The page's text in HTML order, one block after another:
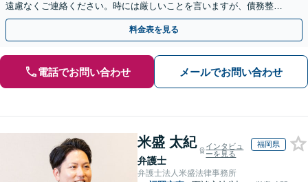
遠慮なくご連絡ください。時には厳しいことを言いますが、債務整理
には相談者様のご協力が必要不可欠です。
料金表を見る
電話でお問い合わせ メールでお問い合わせ
米盛 太紀
弁護士
インタビュ
ーを見る
福岡県
弁護士法人米盛法律事務所